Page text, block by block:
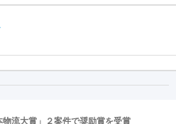
物流大賞」２案件で奨励賞を受賞